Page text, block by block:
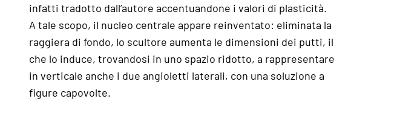
infatti tradotto dall’autore accentuandone i valori di plasticità.
A tale scopo, il nucleo centrale appare reinventato: eliminata la
raggiera di fondo, lo scultore aumenta le dimensioni dei putti, il
che lo induce, trovandosi in uno spazio ridotto, a rappresentare
in verticale anche i due angioletti laterali, con una soluzione a
figure capovolte.